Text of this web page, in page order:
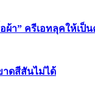
ผ้า” ครีเอทลุคให้เป็น
าดสีสันไม่ได้